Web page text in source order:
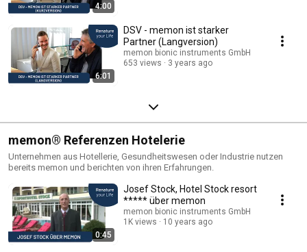
4:00
6:01
DSV - memon ist starker
Partner (Langversion)
memon bionic instruments GmbH
653 views
3 years ago
memon® Referenzen Hotelerie
Unternehmen aus Hotellerie, Gesundheitswesen oder Industrie nutzen
bereits memon und berichten von ihren Erfahrungen.
0:45
Josef Stock, Hotel Stock resort
***** über memon
memon bionic instruments GmbH
1K views
10 years ago